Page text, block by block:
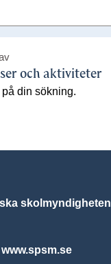
och aktiviteter
din sökning.
skolmyndigheten